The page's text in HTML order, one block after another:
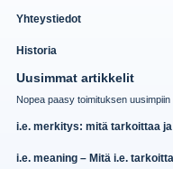
Yhteystiedot
Historia
Uusimmat artikkelit
Nopea paasy toimituksen uusimpiin
i.e. merkitys: mitä tarkoittaa
i.e. meaning – Mitä i.e.